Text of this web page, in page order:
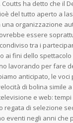
ha detto che il
del tutto aperto a
organizzazione
essere
tra i
fini dello spettacolo
lavorando per fare
anticipato, le
di bolina simile
e web:
di selezione
eventi negli anni